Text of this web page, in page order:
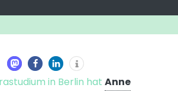
in Berlin hat Anne